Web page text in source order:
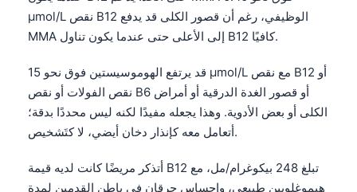
µmol/L نقص B12 الوظيفي، رغم أن قصور الكلى قد يدفع
MMA إلى الأعلى حتى عندما يكون تناول B12 كافيًا.
قد يرتفع الهوموسيستين فوق نحو 15 µmol/L مع نقص B12 أو
نقص الفولات أو نقص B6 أو قصور الغدة الدرقية أو أمراض
الكلى أو بعض الأدوية. وهذا يجعله مفيدًا لكنه ليس محددًا بدقة؛
أتعامل معه كإنذار دخان أيضي، لا كتَشخيص.
أتذكر مريضًا كانت لديه قيمة B12 تبلغ 248 بيكوغرام/مل، مع
هيموغلوبين طبيعي، وإحساس حرقان في باطن القدمين لمدة